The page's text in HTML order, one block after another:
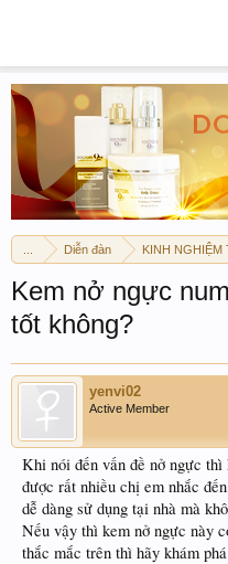
Diễn đàn KINH NGHIỆM
Kem nở ngực
tốt không?
yenvi02
Active Member
Khi nói đến vấn đề nở ngực
được rất nhiều chị em nhắc
dễ dàng sử dụng tại nhà mà
Nếu vậy thì kem nở ngực này
thắc mắc trên thì hãy khám